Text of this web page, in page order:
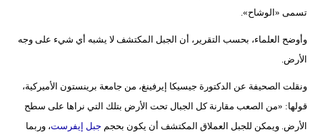
أبراج
فيديو
سيارات
تسمى «الوشاح».
وأوضح العلماء، بحسب التقرير، أن الجبل المكتشف لا يشبه أي شيء على وجه
الأرض.
ونقلت الصحيفة عن الدكتورة جيسيكا إيرفينغ، من جامعة برينستون الأميركية،
قولها: «من الصعب مقارنة كل الجبال تحت الأرض بتلك التي نراها على سطح
الأرض. ويمكن للجبل العملاق المكتشف أن يكون بحجم جبل إيفرست، وربما